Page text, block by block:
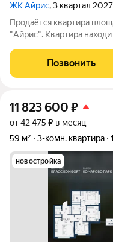
ЖК Айрис, 3 квартал 2027
Продаётся квартира
"Айрис". Квартира
особенностей планировки изолированные комнаты с окнами
на одну сторону, 1
Позвонить
11 823 600 ₽
от 42 475 ₽ в месяц
59 м²
3-комн. квартира
новостройка